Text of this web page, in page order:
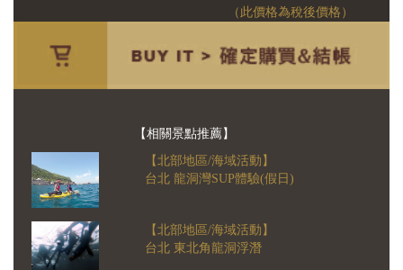
（此價格為稅後價格）
【相關景點推薦】
【北部地區/海域活動】
台北 龍洞灣SUP體驗(假日)
【北部地區/海域活動】
台北 東北角龍洞浮潛